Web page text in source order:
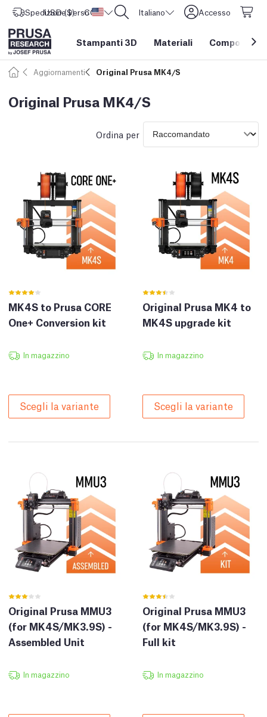
Spedizione verso Stati Uniti d'America
USD ($) CORE One L: Ora disponibile! Italiano Accesso
Stampanti 3D Materiali Componenti
Aggiornamenti Original Prusa MK4/S
Original Prusa MK4/S
Ordina per
MK4S to Prusa CORE
One+ Conversion kit
In magazzino
Scegli la variante
Original Prusa MK4 to
MK4S upgrade kit
In magazzino
Scegli la variante
Original Prusa MMU3
(for MK4S/MK3.9S) -
Assembled Unit
In magazzino
Original Prusa MMU3
(for MK4S/MK3.9S) -
Full kit
In magazzino